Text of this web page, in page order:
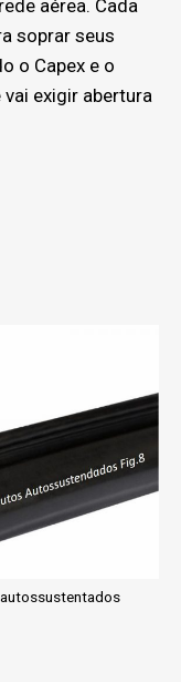
aérea. Cada
soprar seus
o Capex e o
exigir abertura